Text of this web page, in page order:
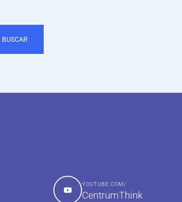
BUSCAR
YOUTUBE.COM/
CentrumThink